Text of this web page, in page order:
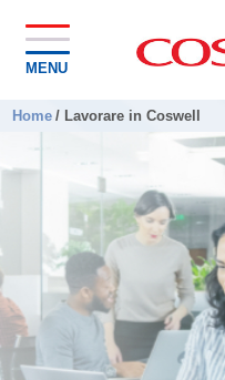
MENU
Home / Lavorare in Coswell